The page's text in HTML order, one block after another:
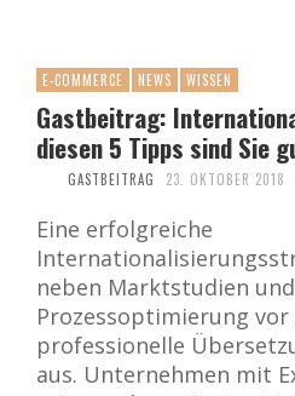
E-COMMERCE NEWS WISSEN
Gastbeitrag:
diesen 5 Tipps sind Sie
GASTBEITRAG 23. OKTOBER 2018
Eine erfolgreiche
neben Marktstudien und
Prozessoptimierung vor
professionelle
aus. Unternehmen mit